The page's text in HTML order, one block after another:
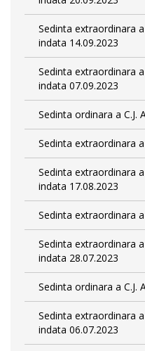
Sedinta extraordinara
indata 14.09.2023
Sedinta extraordinara
indata 07.09.2023
Sedinta ordinara a C.J.
Sedinta extraordinara a
Sedinta extraordinara
indata 17.08.2023
Sedinta extraordinara a
Sedinta extraordinara
indata 28.07.2023
Sedinta ordinara a C.J.
Sedinta extraordinara
indata 06.07.2023